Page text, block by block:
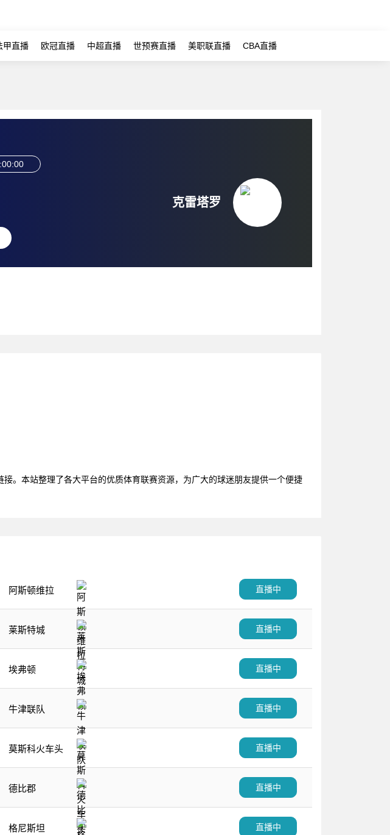
甲直播 欧冠直播 中超直播 世预赛直播 美职联直播 CBA直播
克雷塔罗
。本站整理了各大平台的优质体育联赛资源，为广大的球迷朋友提供一个便捷
阿斯顿维拉 直播中
莱斯特城 直播中
埃弗顿 直播中
牛津联队 直播中
莫斯科火车头 直播中
德比郡 直播中
格尼斯坦 直播中